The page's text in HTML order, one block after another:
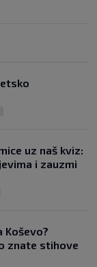
uz naš kviz:
i zauzmi
Koševo?
znate stihove